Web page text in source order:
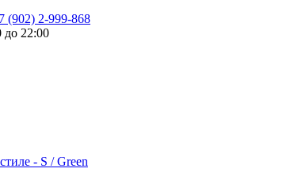
(902) 2-999-868
до 22:00
- S / Green